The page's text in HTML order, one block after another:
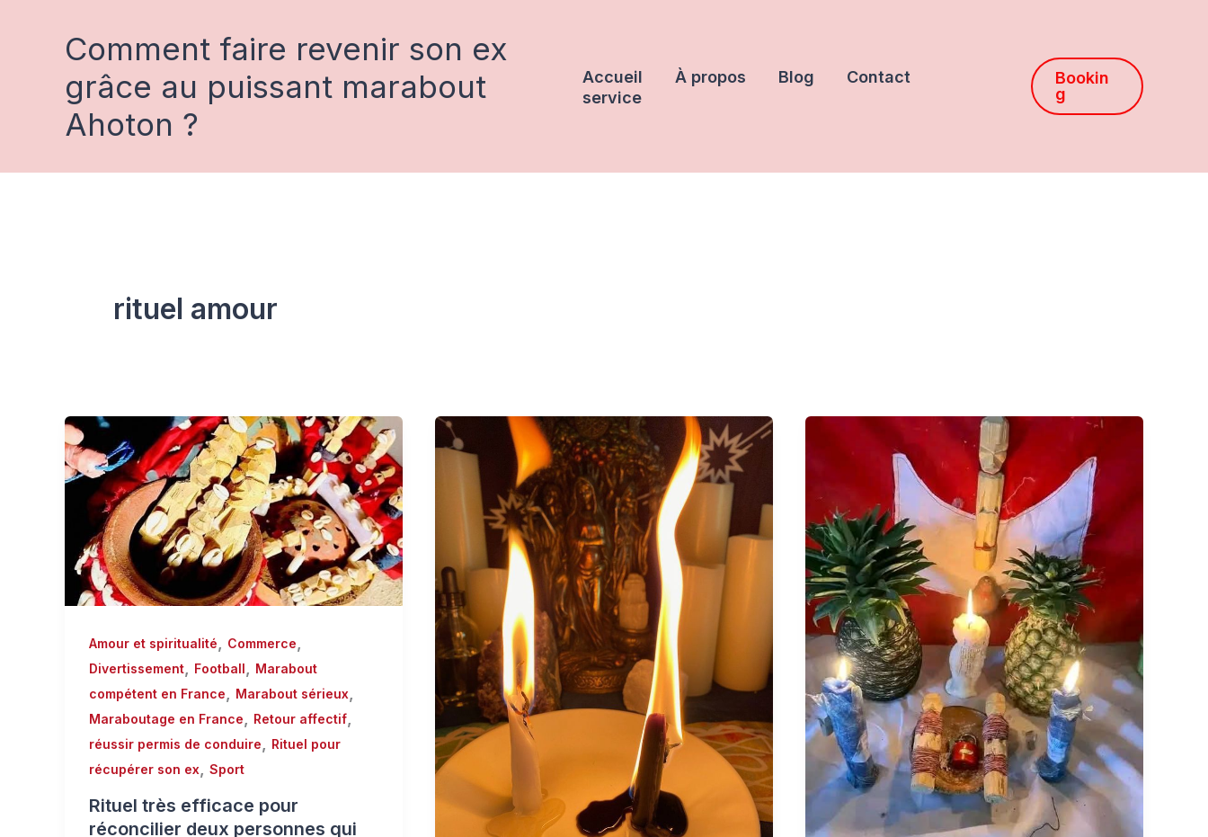
Comment faire revenir son ex
grâce au puissant marabout
Ahoton ?
Accueil À propos Blog
Contact
service
Bookin
g
rituel amour
Amour et spiritualité Commerce
Divertissement Football
Marabout
compétent en France
Marabout sérieux
Maraboutage en France Retour affectif
réussir permis de conduire
Rituel pour
récupérer son ex
Sport
Rituel très efficace pour
réconcilier deux personnes qui